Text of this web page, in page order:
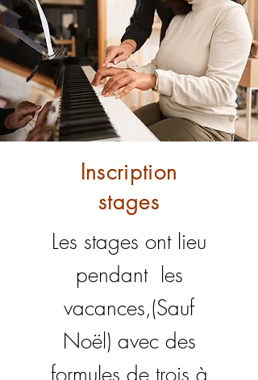
Inscription
stages
Les stages ont lieu
pendant les
vacances,(Sauf
Noël) avec des
formules de trois à